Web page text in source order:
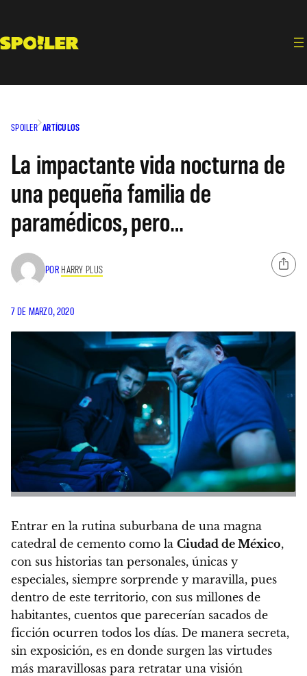
contenido
SPOILER ARTÍCULOS
La impactante vida nocturna de
una pequeña familia de
paramédicos, pero…
POR HARRY PLUS
7 DE MARZO, 2020
Entrar en la rutina suburbana de una magna
catedral de cemento como la Ciudad de México,
con sus historias tan personales, únicas y
especiales, siempre sorprende y maravilla, pues
dentro de este territorio, con sus millones de
habitantes, cuentos que parecerían sacados de
ficción ocurren todos los días. De manera secreta,
sin exposición, es en donde surgen las virtudes
más maravillosas para retratar una visión